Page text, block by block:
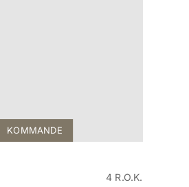
KOMMANDE
4 R.O.K.